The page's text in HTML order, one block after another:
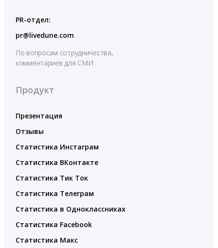
PR-отдел:
pr@livedune.com
По вопросам сотрудничества,
комментариев для СМИ
Продукт
Презентация
Отзывы
Статистика Инстаграм
Статистика ВКонтакте
Статистика Тик Ток
Статистика Телеграм
Статистика в Одноклассниках
Статистика Facebook
Статистика Макс